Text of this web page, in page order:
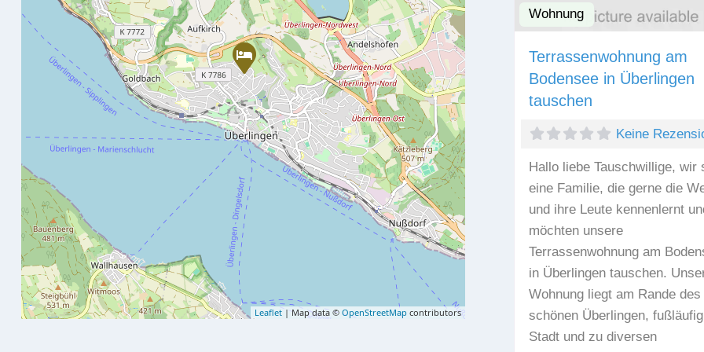
Leaflet| Map data © OpenStreetMap contributors
Wohnung
Terrassenwohnung am
Bodensee in Überlingen
tauschen
Keine
Hallo liebe Tauschwillige, wir
eine Familie, die gerne die
und ihre Leute kennenlernt
möchten unsere
Terrassenwohnung am
in Überlingen tauschen.
Wohnung liegt am Rande des
schönen Überlingen,
Stadt und zu diversen